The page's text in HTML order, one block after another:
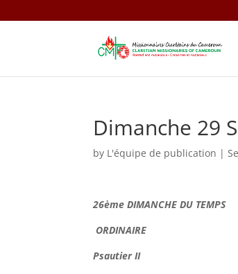
Dimanche 29
by L'équipe de publication |
26ème DIMANCHE DU TEMPS
ORDINAIRE
Psautier II